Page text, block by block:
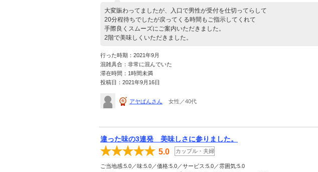
大変賑わってましたが、入口で男性が受付を仕切ってらして
20分程待ちでしたが戻ってくる時間もご指示してくれて
手際良くスムーズにご案内いただきました。
2階で美味しくいただきました。
行った時期：2021年9月
混雑具合：非常に混んでいた
滞在時間：1時間未満
投稿日：2021年9月16日
アヤぱんさん 女性／40代
違った味の3連発 美味しさに参りました。
5.0 カップル・夫婦
ご当地感:5.0／味:5.0／価格:5.0／サービス:5.0／雰囲気:5.0